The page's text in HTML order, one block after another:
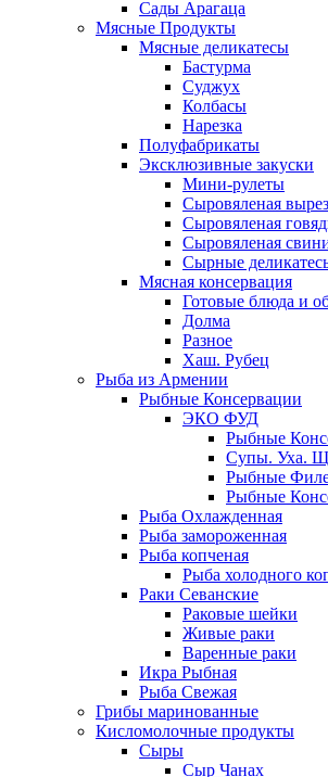
Сады Арагаца
Мясные Продукты
Мясные деликатесы
Бастурма
Суджух
Колбасы
Нарезка
Полуфабрикаты
Эксклюзивные закуски
Мини-рулеты
Сыровяленая
Сыровяленая
Сыровяленая
Сырные
Мясная консервация
Готовые блюда и
Долма
Разное
Хаш. Рубец
Рыба из Армении
Рыбные Консервации
ЭКО ФУД
Рыбные
Супы. Уха.
Рыбные
Рыбные
Рыба Охлажденная
Рыба замороженная
Рыба копченая
Рыба холодного
Раки Севанские
Раковые шейки
Живые раки
Варенные раки
Икра Рыбная
Рыба Свежая
Грибы маринованные
Кисломолочные продукты
Сыры
Сыр Чанах